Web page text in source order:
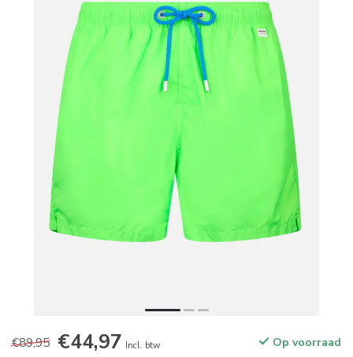
€89,95 €44,97 Incl. btw Op voorraad